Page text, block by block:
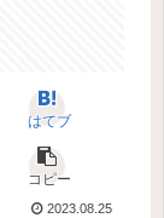
はてブ
コピー
2023.08.25